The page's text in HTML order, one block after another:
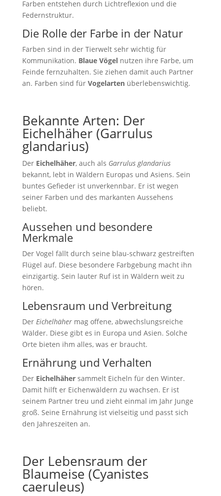
Farben entstehen durch Lichtreflexion und die
Federnstruktur.
Die Rolle der Farbe in der Natur
Farben sind in der Tierwelt sehr wichtig für
Kommunikation. Blaue Vögelnutzen ihre Farbe, um
Feinde fernzuhalten. Sie ziehen damit auch Partner
an. Farben sind für Vogelartenüberlebenswichtig.
Bekannte Arten: Der
Eichelhäher (Garrulus
glandarius)
Der Eichelhäher, auch als Garrulus glandarius
bekannt, lebt in Wäldern Europas und Asiens. Sein
buntes Gefieder ist unverkennbar. Er ist wegen
seiner Farben und des markanten Aussehens
beliebt.
Aussehen und besondere
Merkmale
Der Vogel fällt durch seine blau-schwarz gestreiften
Flügel auf. Diese besondere Farbgebung macht ihn
einzigartig. Sein lauter Ruf ist in Wäldern weit zu
hören.
Lebensraum und Verbreitung
Der Eichelhähermag offene, abwechslungsreiche
Wälder. Diese gibt es in Europa und Asien. Solche
Orte bieten ihm alles, was er braucht.
Ernährung und Verhalten
Der Eichelhähersammelt Eicheln für den Winter.
Damit hilft er Eichenwäldern zu wachsen. Er ist
seinem Partner treu und zieht einmal im Jahr Junge
groß. Seine Ernährung ist vielseitig und passt sich
den Jahreszeiten an.
Der Lebensraum der
Blaumeise (Cyanistes
caeruleus)